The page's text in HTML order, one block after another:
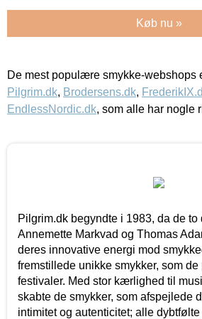
Køb nu »
De mest populære smykke-webshops
Pilgrim.dk, Brodersens.dk,
EndlessNordic.dk, som alle har nogle
Pilgrim.dk begyndte i 1983, da de to
Annemette Markvad og Thomas
deres innovative energi mod
fremstillede unikke smykker, som
festivaler. Med stor kærlighed til
skabte de smykker, som afspejlede
intimitet og autenticitet; alle